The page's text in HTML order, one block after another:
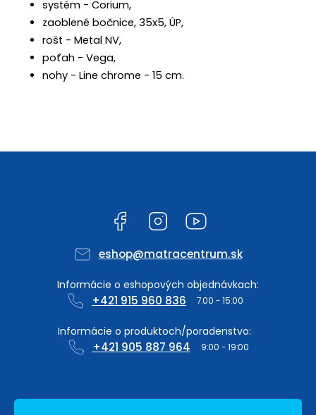
systém - Corium,
zaoblené bočnice, 35x5, ÚP,
rošt - Metal NV,
poťah - Vega,
nohy - Line chrome - 15 cm.
Facebook Instagram
eshop@matracentrum.sk
+421 915 960 836
+421 905 887 964